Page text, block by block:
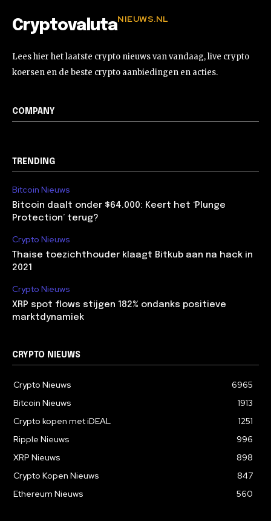
CryptovalutaNIEUWS.NL
Lees hier het laatste crypto nieuws van vandaag, live crypto
koersen en de beste crypto aanbiedingen en acties.
COMPANY
TRENDING
Bitcoin Nieuws
Bitcoin daalt onder $64.000: Keert het ‘Plunge
Protection’ terug?
Crypto Nieuws
Thaise toezichthouder klaagt Bitkub aan na hack in
2021
Crypto Nieuws
XRP spot flows stijgen 182% ondanks positieve
marktdynamiek
CRYPTO NIEUWS
Crypto Nieuws
6965
Bitcoin Nieuws
1913
Crypto kopen met iDEAL
1251
Ripple Nieuws
996
XRP Nieuws
898
Crypto Kopen Nieuws
847
Ethereum Nieuws
560